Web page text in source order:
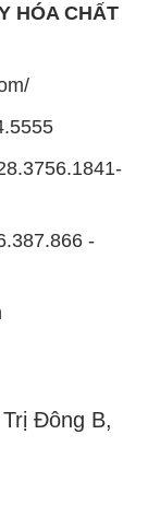
HÓA CHẤT
-
Đông B,